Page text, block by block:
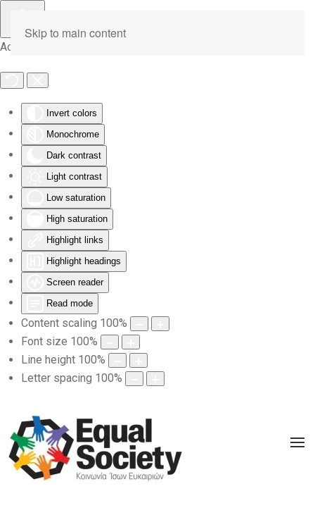
Accessibility Tools
Invert colors
Monochrome
Dark contrast
Light contrast
Low saturation
High saturation
Highlight links
Highlight headings
Screen reader
Read mode
Content scaling 100%
Font size 100%
Line height 100%
Letter spacing 100%
Skip to main content